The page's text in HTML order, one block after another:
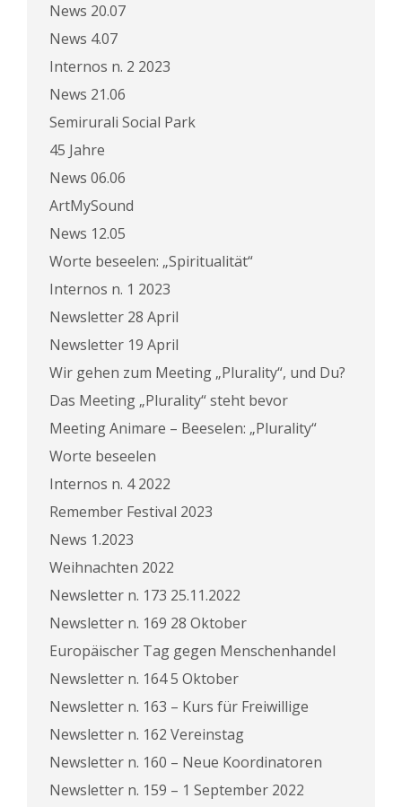
News 20.07
News 4.07
Internos n. 2 2023
News 21.06
Semirurali Social Park
45 Jahre
News 06.06
ArtMySound
News 12.05
Worte beseelen: „Spiritualität“
Internos n. 1 2023
Newsletter 28 April
Newsletter 19 April
Wir gehen zum Meeting „Plurality“, und Du?
Das Meeting „Plurality“ steht bevor
Meeting Animare – Beeselen: „Plurality“
Worte beseelen
Internos n. 4 2022
Remember Festival 2023
News 1.2023
Weihnachten 2022
Newsletter n. 173 25.11.2022
Newsletter n. 169 28 Oktober
Europäischer Tag gegen Menschenhandel
Newsletter n. 164 5 Oktober
Newsletter n. 163 – Kurs für Freiwillige
Newsletter n. 162 Vereinstag
Newsletter n. 160 – Neue Koordinatoren
Newsletter n. 159 – 1 September 2022